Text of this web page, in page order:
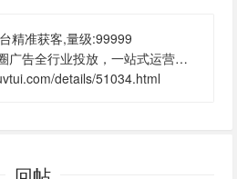
精准获客,量级:99999
放，一站式运营，当头出图，包过审！,量级:999999999
details/51034.html